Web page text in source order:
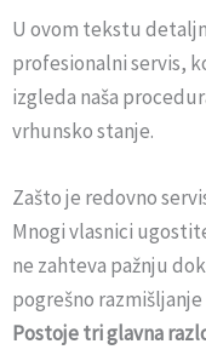
U ovom tekstu
profesionalni servis,
izgleda naša
vrhunsko stanje.
Zašto je redovno
Mnogi vlasnici
ne zahteva pažnju
pogrešno
Postoje tri glavna